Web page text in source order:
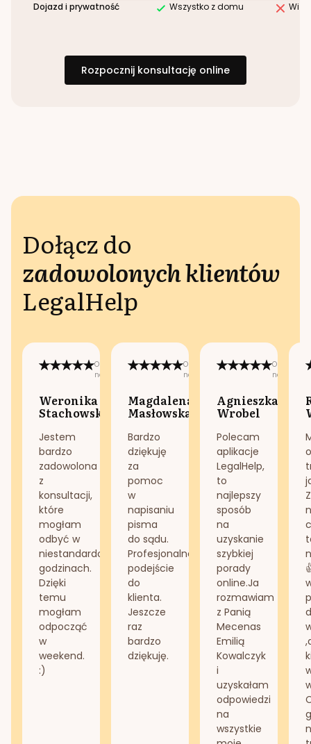
Dojazd i prywatność Wszystko z domu
Rozpocznij konsultację online
Dołącz do
zadowolonych klientów
LegalHelp
Opublikowano
na:
Weronika
Stachowska
Jestem
bardzo
zadowolona
z
konsultacji,
które
mogłam
odbyć w
niestandardowych
godzinach.
Dzięki
temu
mogłam
odpocząć
w
weekend.
:)
Opublikowano
na:
Magdalena
Masłowska
Bardzo
dziękuję
za
pomoc
w
napisaniu
pisma
do sądu.
Profesjonalne
podejście
do
klienta.
Jeszcze
raz
bardzo
dziękuję.
na:
Agnieszka
Wrobel
Polecam
aplikacje
LegalHelp,
to
najlepszy
sposób
na
uzyskanie
szybkiej
porady
online.Ja
rozmawiam
z Panią
Mecenas
Emilią
Kowalczyk
i
uzyskałam
odpowiedzi
na
wszystkie